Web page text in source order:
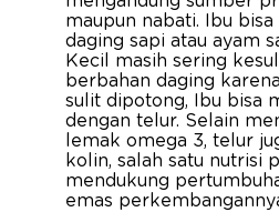
maupun nabati. Ibu
daging sapi atau ayam
Kecil masih sering
berbahan daging
sulit dipotong, Ibu bisa
dengan telur. Selain
lemak omega 3, telur
kolin, salah satu nutrisi
mendukung
emas